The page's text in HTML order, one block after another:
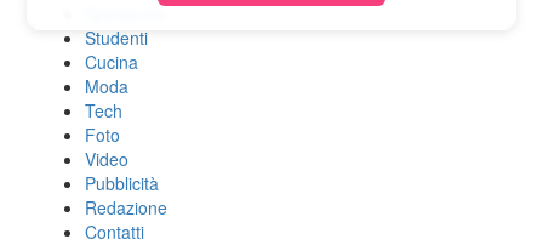
Spettacolo
Studenti
Cucina
Moda
Tech
Foto
Video
Pubblicità
Redazione
Contatti